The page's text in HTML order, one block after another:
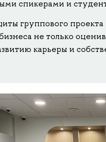
спикерами и
группового
не только
карьеры и